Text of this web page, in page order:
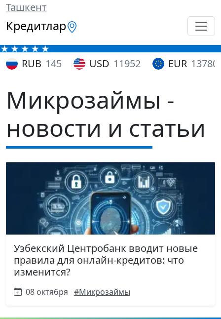
Ташкент
Кредитлар
RUB 145 USD 11952 EUR 13780
Микрозаймы -
новости и статьи
Узбекский Центробанк вводит новые
правила для онлайн-кредитов: что
изменится?
08 октября #Микрозаймы